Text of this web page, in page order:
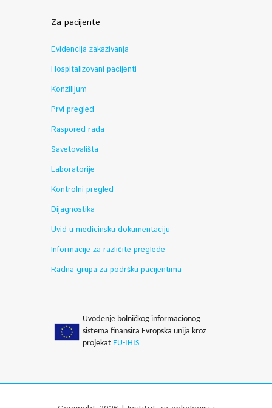
Za pacijente
Evidencija zakazivanja
Hospitalizovani pacijenti
Konzilijum
Prvi pregled
Raspored rada
Savetovališta
Laboratorije
Kontrolni pregled
Dijagnostika
Uvid u medicinsku dokumentaciju
Informacije za različite preglede
Radna grupa za podršku pacijentima
Uvođenje bolničkog informacionog
sistema finansira Evropska unija kroz
projekat EU-IHIS